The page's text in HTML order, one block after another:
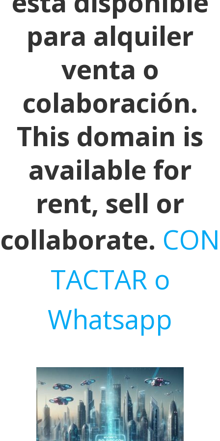
para alquiler
venta o
colaboración.
This domain is
available for
rent, sell or
collaborate. CON
TACTAR o
Whatsapp